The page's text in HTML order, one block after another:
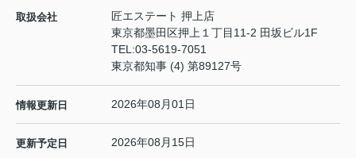
取扱会社
匠エステート 押上店
東京都墨田区押上１丁目11-2 田坂ビル1F
TEL:03-5619-7051
東京都知事 (4) 第89127号
情報更新日 2026年08月01日
更新予定日 2026年08月15日